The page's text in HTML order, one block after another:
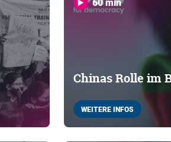
Chinas Rolle im
WEITERE INFOS